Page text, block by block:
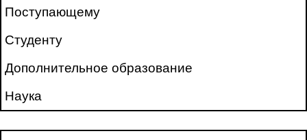
Поступающему
Студенту
Дополнительное образование
Наука